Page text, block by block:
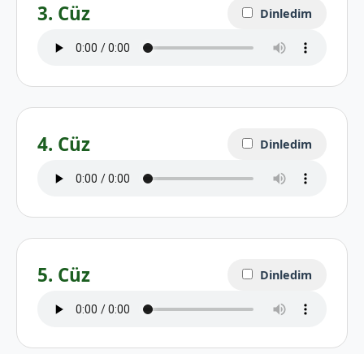
3. Cüz Dinledim
4. Cüz Dinledim
5. Cüz Dinledim